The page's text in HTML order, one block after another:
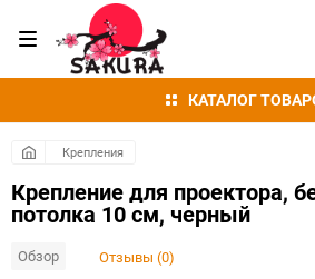
КАТАЛОГ
Крепления
Крепление для проектора,
потолка 10 см, черный
Обзор Отзывы (0)